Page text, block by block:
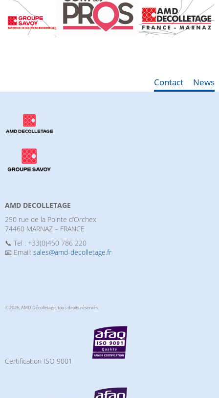
Contact News
AMD DECOLLETAGE
250 rue de la Pointe d’Orchex
74460 MARNAZ – FRANCE
📞 Tel : +33(0)450 786 220
📧 Email: sales@amd-decolletage.fr
© 2026, AMD Décolletage,tous droits réservés.
Certification ISO 9001